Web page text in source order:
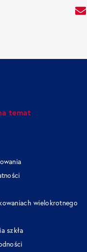
temat
wielokrotnego
szkła